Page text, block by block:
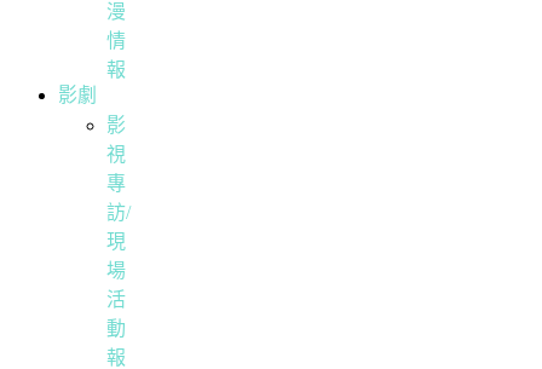
漫
情
報
影劇
影
視
專
訪/
現
場
活
動
報